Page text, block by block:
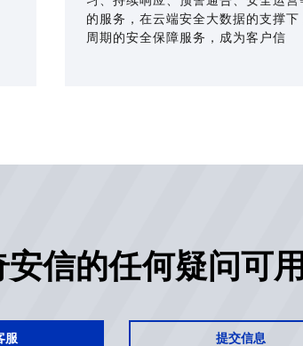
的服务，在云端安全大数据的支撑
周期的安全保障服务，成为客户信
安信的任何疑问可
服 提交信息